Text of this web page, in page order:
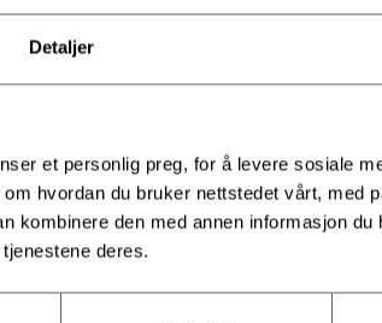
Detaljer
et personlig preg, for å levere sosiale
hvordan du bruker nettstedet vårt, med
kombinere den med annen informasjon du
deres.